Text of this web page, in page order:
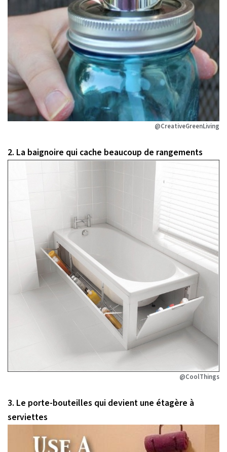
@CreativeGreenLiving
2. La baignoire qui cache beaucoup de rangements
@CoolThings
3. Le porte-bouteilles qui devient une étagère à
serviettes